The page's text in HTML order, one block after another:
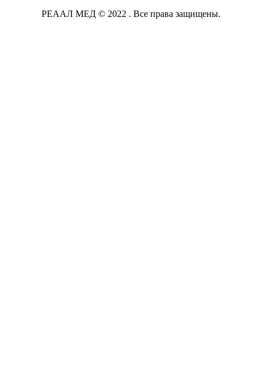
РЕААЛ МЕД © 2022 . Все права защищены.